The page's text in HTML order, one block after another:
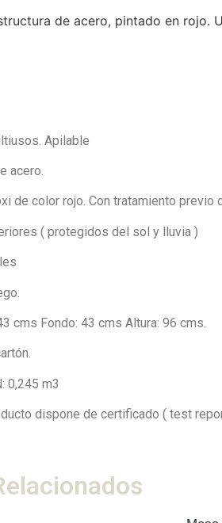
de acero, pintado en rojo.
Apilable
acero.
de color rojo. Con tratamiento previo
( protegidos del sol y lluvia )
cms Fondo: 43 cms Altura: 96 cms.
0,245 m3
dispone de certificado ( test